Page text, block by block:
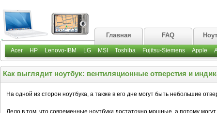
Главная FAQ
Acer HP Lenovo-IBM LG MSI Toshiba Fujitsu-Siemens Apple
Как выглядит ноутбук: вентиляционные отверстия и
На одной из сторон ноутбука, а также в его дне могут быть небольшие
Дело в том, что современные ноутбуки достаточно мощные, а потому